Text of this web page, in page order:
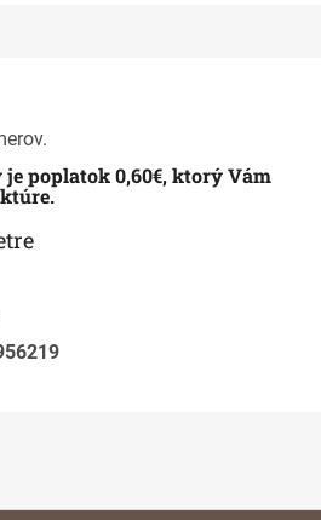
je poplatok 0,60€, ktorý Vám